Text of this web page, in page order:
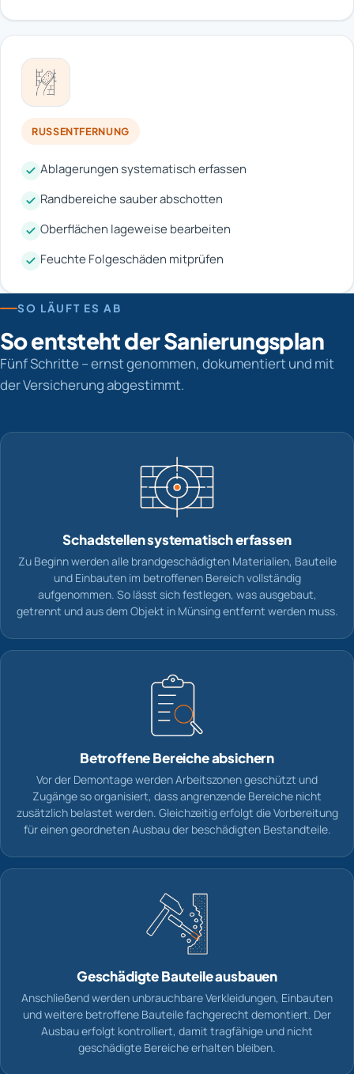
RUSSENTFERNUNG
Ablagerungen systematisch erfassen
Randbereiche sauber abschotten
Oberflächen lageweise bearbeiten
Feuchte Folgeschäden mitprüfen
SO LÄUFT ES AB
So entsteht der Sanierungsplan
Fünf Schritte – ernst genommen, dokumentiert und mit
der Versicherung abgestimmt.
Schadstellen systematisch erfassen
Zu Beginn werden alle brandgeschädigten Materialien, Bauteile
und Einbauten im betroffenen Bereich vollständig
aufgenommen. So lässt sich festlegen, was ausgebaut,
getrennt und aus dem Objekt in Münsing entfernt werden muss.
Betroffene Bereiche absichern
Vor der Demontage werden Arbeitszonen geschützt und
Zugänge so organisiert, dass angrenzende Bereiche nicht
zusätzlich belastet werden. Gleichzeitig erfolgt die Vorbereitung
für einen geordneten Ausbau der beschädigten Bestandteile.
Geschädigte Bauteile ausbauen
Anschließend werden unbrauchbare Verkleidungen, Einbauten
und weitere betroffene Bauteile fachgerecht demontiert. Der
Ausbau erfolgt kontrolliert, damit tragfähige und nicht
geschädigte Bereiche erhalten bleiben.